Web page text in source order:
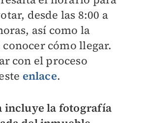
desde las 8:00 a
así como la
cómo llegar.
con el proceso
enlace.
incluye la fotografía